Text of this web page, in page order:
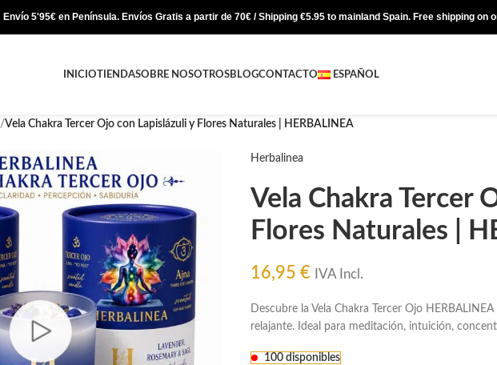
Envío 5'95€ en Península. Envíos Gratis a partir de 70€ / Shipping €5.95 to mainland Spain. Free shipping on
INICIOTIENDASOBRE NOSOTROSBLOGCONTACTO ESPAÑOL
/Vela Chakra Tercer Ojo con Lapislázuli y Flores Naturales | HERBALINEA
Herbalinea
Vela Chakra Tercer
Flores Naturales |
16,95 € IVA Incl.
Descubre la Vela Chakra Tercer Ojo
relajante. Ideal para meditación, intuición,
100 disponibles